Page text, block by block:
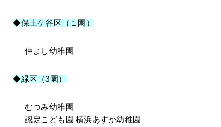
◆保土ケ谷区（１園）
仲よし幼稚園
◆緑区（3園）
むつみ幼稚園
認定こども園 横浜あすか幼稚園